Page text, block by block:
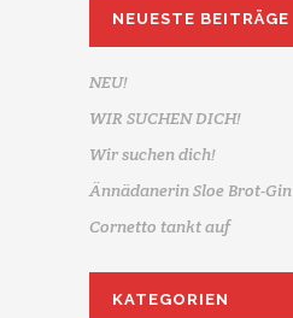
NEUESTE BEITRÄGE
NEU!
WIR SUCHEN DICH!
Wir suchen dich!
Ännädanerin Sloe Brot-Gin
Cornetto tankt auf
KATEGORIEN